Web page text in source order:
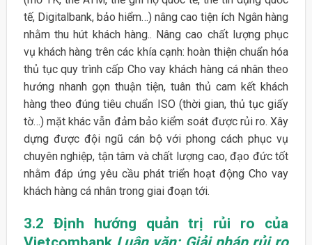
tế, Digitalbank, bảo hiểm…) nâng cao tiện ích Ngân hàng
nhằm thu hút khách hàng.. Nâng cao chất lượng phục
vụ khách hàng trên các khía cạnh: hoàn thiện chuẩn hóa
thủ tục quy trình cấp Cho vay khách hàng cá nhân theo
hướng nhanh gọn thuận tiện, tuân thủ cam kết khách
hàng theo đúng tiêu chuẩn ISO (thời gian, thủ tục giấy
tờ…) mặt khác vẫn đảm bảo kiểm soát được rủi ro. Xây
dựng được đội ngũ cán bộ với phong cách phục vụ
chuyên nghiệp, tận tâm và chất lượng cao, đạo đức tốt
nhằm đáp ứng yêu cầu phát triển hoạt động Cho vay
khách hàng cá nhân trong giai đoạn tới.
3.2 Định hướng quản trị rủi ro của